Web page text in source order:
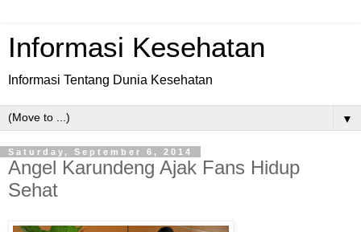
Informasi Kesehatan
Informasi Tentang Dunia Kesehatan
▼
Saturday, September 6, 2014
Angel Karundeng Ajak Fans Hidup
Sehat